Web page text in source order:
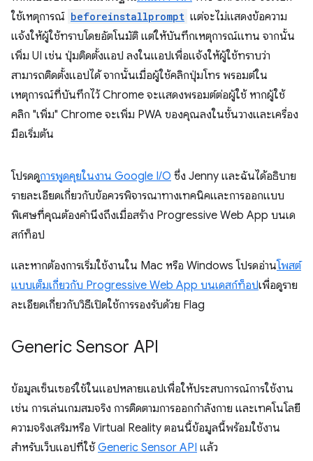
ใช้เหตุการณ์ beforeinstallprompt แต่จะไม่แสดงข้อความ
แจ้งให้ผู้ใช้ทราบโดยอัตโนมัติ แต่ให้บันทึกเหตุการณ์แทน จากนั้น
เพิ่ม UI เช่น ปุ่มติดตั้งแอป ลงในแอปเพื่อแจ้งให้ผู้ใช้ทราบว่า
สามารถติดตั้งแอปได้ จากนั้นเมื่อผู้ใช้คลิกปุ่มโทร พรอมต์ใน
เหตุการณ์ที่บันทึกไว้ Chrome จะแสดงพรอมต์ต่อผู้ใช้ หากผู้ใช้
คลิก "เพิ่ม" Chrome จะเพิ่ม PWA ของคุณลงในชั้นวางและเครื่อง
มือเริ่มต้น
โปรดดูการพูดคุยในงาน Google I/O ซึ่ง Jenny และฉันได้อธิบาย
รายละเอียดเกี่ยวกับข้อควรพิจารณาทางเทคนิคและการออกแบบ
พิเศษที่คุณต้องคำนึงถึงเมื่อสร้าง Progressive Web App บนเด
สก์ท็อป
และหากต้องการเริ่มใช้งานใน Mac หรือ Windows โปรดอ่านโพสต์
แบบเต็มเกี่ยวกับ Progressive Web App บนเดสก์ท็อปเพื่อดูราย
ละเอียดเกี่ยวกับวิธีเปิดใช้การรองรับด้วย Flag
Generic Sensor API
ข้อมูลเซ็นเซอร์ใช้ในแอปหลายแอปเพื่อให้ประสบการณ์การใช้งาน
เช่น การเล่นเกมสมจริง การติดตามการออกกำลังกาย และเทคโนโลยี
ความจริงเสริมหรือ Virtual Reality ตอนนี้ข้อมูลนี้พร้อมใช้งาน
สำหรับเว็บแอปที่ใช้ Generic Sensor API แล้ว